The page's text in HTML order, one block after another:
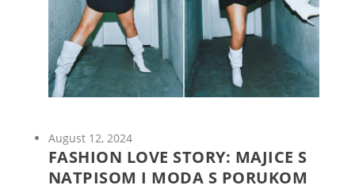
August 12, 2024
FASHION LOVE STORY: MAJICE S
NATPISOM I MODA S PORUKOM